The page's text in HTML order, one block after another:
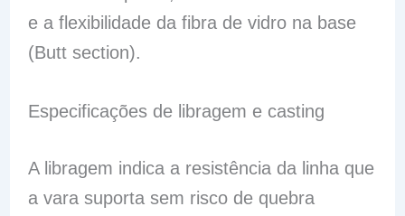
e a flexibilidade da fibra de vidro na base
(Butt section).
Especificações de libragem e casting
A libragem indica a resistência da linha que
a vara suporta sem risco de quebra